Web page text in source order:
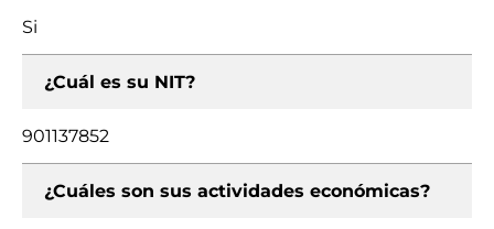
Si
¿Cuál es su NIT?
901137852
¿Cuáles son sus actividades económicas?